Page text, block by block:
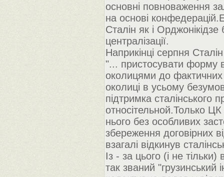
основні повноваження
на основі
Сталін як і
централізації.
Наприкінці серпня
"... пристосувати форму
околицями до
околиці в усьому
підтримка сталінського
относітельной.Только
нього без особливих
збереження договірних
взагалі відкинув
Із - за цього (і не
так званий "грузинський